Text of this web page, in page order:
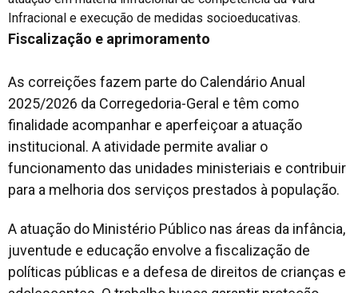
Infracional e execução de medidas socioeducativas.
Fiscalização e aprimoramento
As correições fazem parte do Calendário Anual
2025/2026 da Corregedoria-Geral e têm como
finalidade acompanhar e aperfeiçoar a atuação
institucional. A atividade permite avaliar o
funcionamento das unidades ministeriais e contribuir
para a melhoria dos serviços prestados à população.
A atuação do Ministério Público nas áreas da infância,
juventude e educação envolve a fiscalização de
políticas públicas e a defesa de direitos de crianças e